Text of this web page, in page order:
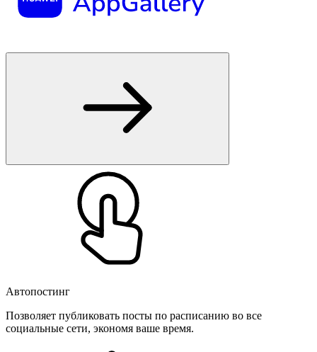
Автопостинг
Позволяет публиковать посты по расписанию во все
социальные сети, экономя ваше время.